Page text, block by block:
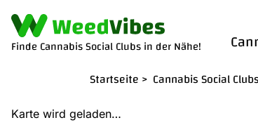
Finde Cannabis Social Clubs in der Nähe!
Startseite > Cannabis Social
Karte wird geladen…